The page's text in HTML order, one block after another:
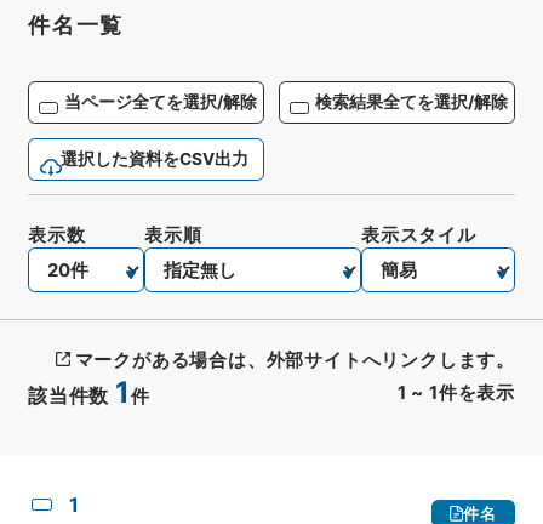
件名一覧
当ページ全てを選択/解除 検索結果全てを選択/解除
選択した資料をCSV出力
該当件数 1 件 1 ~ 1件を表示
表示数 表示順 表示スタイル
マークがある場合は、外部サイトへリンクします。
1 件名